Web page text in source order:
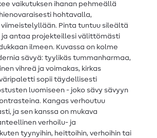
vaikutuksen ihanan pehmeällä
hohtavalla,
Pinta tuntuu sileältä
antaa projekteillesi välittömästi
ilmeen. Kuvassa on kolme
sävyä: tyylikäs tummanharmaa,
vihreä ja voimakas, kirkas
sopii täydellisesti
luomiseen - joko sävy sävyyn
Kangas verhoutuu
ja sen kanssa on mukava
verhoilu- ja
tyynyihin, heittoihin, verhoihin tai